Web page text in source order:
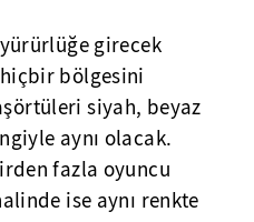
girecek
bölgesini
siyah, beyaz
aynı olacak.
fazla oyuncu
ise aynı renkte